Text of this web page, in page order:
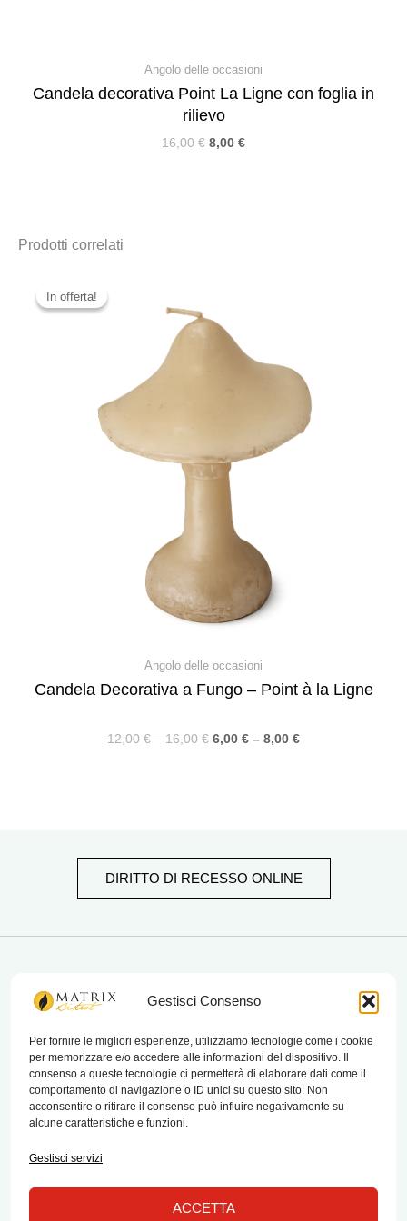
Gestisci Consenso
Per fornire le migliori esperienze, utilizziamo tecnologie come i cookie
per memorizzare e/o accedere alle informazioni del dispositivo. Il
consenso a queste tecnologie ci permetterà di elaborare dati come il
comportamento di navigazione o ID unici su questo sito. Non
acconsentire o ritirare il consenso può influire negativamente su
alcune caratteristiche e funzioni.
Gestisci servizi
ACCETTA
Angolo delle occasioni
Candela decorativa Point La Ligne con foglia in
rilievo
16,00€ 8,00 €
Prodotti correlati
In offerta!
In offerta!
Angolo delle occasioni
Candela Decorativa a Fungo – Point à la Ligne
12,00€–16,00€ 6,00 € – 8,00 €
DIRITTO DI RECESSO ONLINE
matrix bistrot
Chi Siamo
Contatti
Termini e condizioni di vendita e reso